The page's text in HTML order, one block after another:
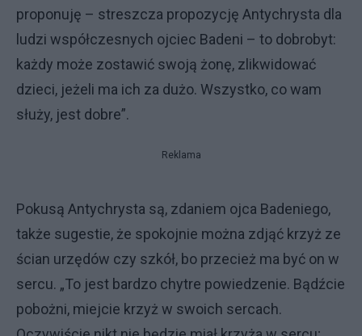
proponuję – streszcza propozycję Antychrysta dla
ludzi współczesnych ojciec Badeni – to dobrobyt:
każdy może zostawić swoją żonę, zlikwidować
dzieci, jeżeli ma ich za dużo. Wszystko, co wam
służy, jest dobre”.
Reklama
Pokusą Antychrysta są, zdaniem ojca Badeniego,
także sugestie, że spokojnie można zdjąć krzyż ze
ścian urzędów czy szkół, bo przecież ma być on w
sercu. „To jest bardzo chytre powiedzenie. Bądźcie
pobożni, miejcie krzyż w swoich sercach.